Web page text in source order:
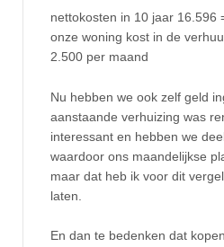
nettokosten in 10 jaar 16.596
onze woning kost in de
2.500 per maand
Nu hebben we ook zelf geld
aanstaande verhuizing was
interessant en hebben we
waardoor ons maandelijkse
maar dat heb ik voor dit
laten.
En dan te bedenken dat